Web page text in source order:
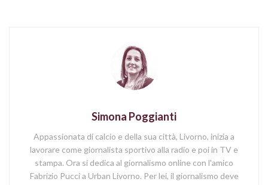
Simona Poggianti
Appassionata di calcio e della sua città, Livorno, inizia a
lavorare come giornalista sportivo alla radio e poi in TV e
stampa. Ora si dedica al giornalismo online con l'amico
Fabrizio Pucci a Urban Livorno. Per lei, il giornalismo deve